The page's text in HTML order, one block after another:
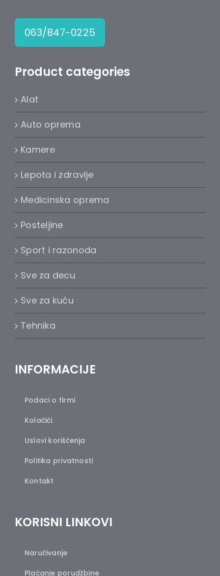
063/847-0225
Product categories
Alat
Auto oprema
Kamere
Lepota i zdravlje
Medicinska oprema
Posteljine
Sport i razonoda
Sve za decu
Sve za kuću
Tehnika
INFORMACIJE
Podaci o firmi
Kolačići
Uslovi korišćenja
Politika privatnosti
Kontakt
KORISNI LINKOVI
Naručivanje
Plaćanje porudžbine